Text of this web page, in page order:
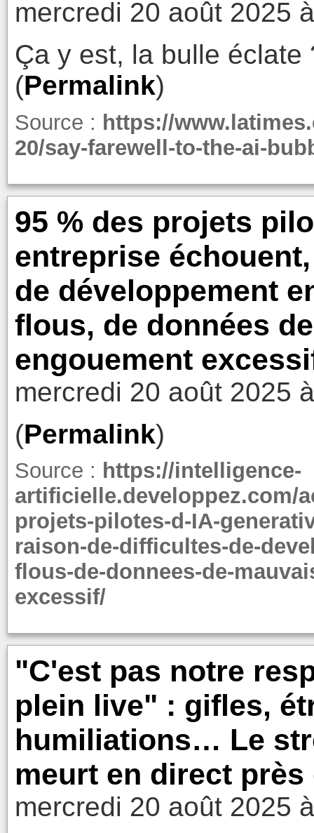
mercredi 20 août 2025
Ça y est, la bulle éclate
(Permalink)
Source : https://
20/say-farewell-to-the-ai-
95 % des projets
entreprise
de développement
flous, de données
engouement
mercredi 20 août 2025
(Permalink)
Source : https://intelligence-
artificielle.developpez.com/
projets-pilotes-d-IA-
raison-de-difficultes-de-
flous-de-donnees-de-
excessif/
"C'est pas notre
plein live" : gifles,
humiliations… Le
meurt en direct près
mercredi 20 août 2025